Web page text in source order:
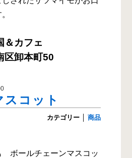
＆カフェ
区卸本町50
コット
カテゴリー 商品
ボールチェーンマスコッ